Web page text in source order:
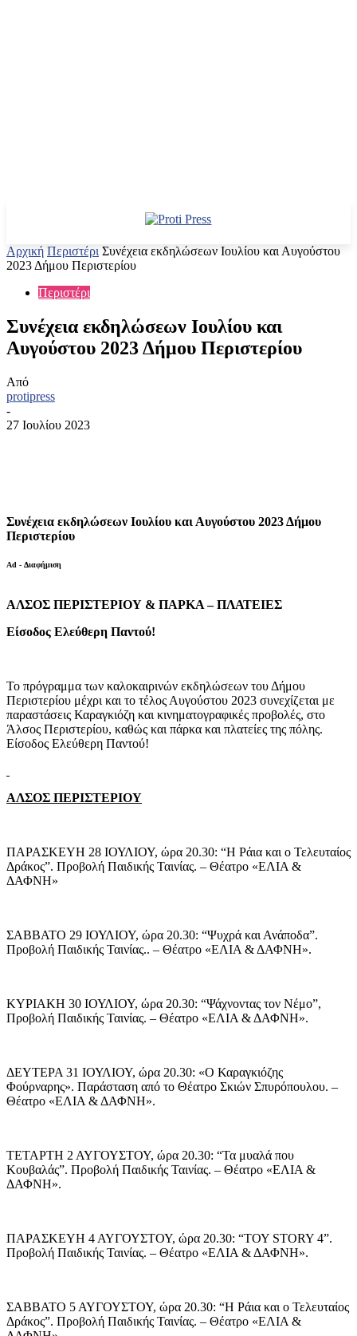
Αρχική Περιστέρι Συνέχεια εκδηλώσεων Ιουλίου και Αυγούστου
2023 Δήμου Περιστερίου
Περιστέρι
Συνέχεια εκδηλώσεων Ιουλίου και
Αυγούστου 2023 Δήμου Περιστερίου
Από
protipress
-
27 Ιουλίου 2023
Συνέχεια εκδηλώσεων Ιουλίου και Αυγούστου 2023 Δήμου
Περιστερίου
Ad - Διαφήμιση
ΑΛΣΟΣ ΠΕΡΙΣΤΕΡΙΟΥ & ΠΑΡΚΑ – ΠΛΑΤΕΙΕΣ
Είσοδος Ελεύθερη Παντού!
Το πρόγραμμα των καλοκαιρινών εκδηλώσεων του Δήμου
Περιστερίου μέχρι και το τέλος Αυγούστου 2023 συνεχίζεται με
παραστάσεις Καραγκιόζη και κινηματογραφικές προβολές, στο
Άλσος Περιστερίου, καθώς και πάρκα και πλατείες της πόλης.
Είσοδος Ελεύθερη Παντού!
ΑΛΣΟΣ ΠΕΡΙΣΤΕΡΙΟΥ
ΠΑΡΑΣΚΕΥΗ 28 ΙΟΥΛΙΟΥ, ώρα 20.30: “Η Ράια και ο Τελευταίος
Δράκος”. Προβολή Παιδικής Ταινίας. – Θέατρο «ΕΛΙΑ &
ΔΑΦΝΗ»
ΣΑΒΒΑΤΟ 29 ΙΟΥΛΙΟΥ, ώρα 20.30: “Ψυχρά και Ανάποδα”.
Προβολή Παιδικής Ταινίας.. – Θέατρο «ΕΛΙΑ & ΔΑΦΝΗ».
ΚΥΡΙΑΚΗ 30 ΙΟΥΛΙΟΥ, ώρα 20.30: “Ψάχνοντας τον Νέμο”,
Προβολή Παιδικής Ταινίας. – Θέατρο «ΕΛΙΑ & ΔΑΦΝΗ».
ΔΕΥΤΕΡΑ 31 ΙΟΥΛΙΟΥ, ώρα 20.30: «Ο Καραγκιόζης
Φούρναρης». Παράσταση από το Θέατρο Σκιών Σπυρόπουλου. –
Θέατρο «ΕΛΙΑ & ΔΑΦΝΗ».
ΤΕΤΑΡΤΗ 2 ΑΥΓΟΥΣΤΟΥ, ώρα 20.30: “Τα μυαλά που
Κουβαλάς”. Προβολή Παιδικής Ταινίας. – Θέατρο «ΕΛΙΑ &
ΔΑΦΝΗ».
ΠΑΡΑΣΚΕΥΗ 4 ΑΥΓΟΥΣΤΟΥ, ώρα 20.30: “ΤΟΥ STORY 4”.
Προβολή Παιδικής Ταινίας. – Θέατρο «ΕΛΙΑ & ΔΑΦΝΗ».
ΣΑΒΒΑΤΟ 5 ΑΥΓΟΥΣΤΟΥ, ώρα 20.30: “Η Ράια και ο Τελευταίος
Δράκος”. Προβολή Παιδικής Ταινίας. – Θέατρο «ΕΛΙΑ &